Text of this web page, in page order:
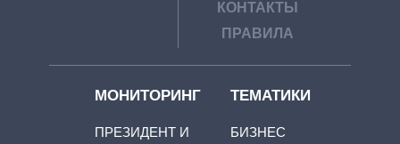
КОНТАКТЫ
ПРАВИЛА
МОНИТОРИНГ
ПРЕЗИДЕНТ И
ТЕМАТИКИ
БИЗНЕС